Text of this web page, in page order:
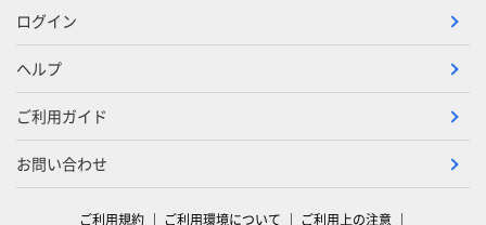
ログイン
ヘルプ
ご利用ガイド
お問い合わせ
ご利用規約 ご利用環境について ご利用上の注意